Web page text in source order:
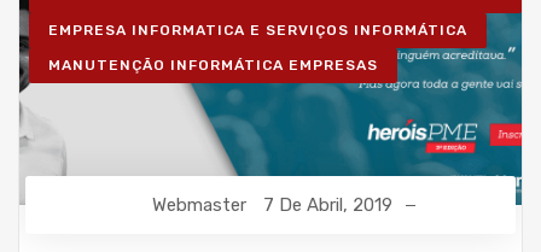
EMPRESA INFORMATICA E SERVIÇOS INFORMÁTICA
MANUTENÇÃO INFORMÁTICA EMPRESAS
Webmaster 7 De Abril, 2019